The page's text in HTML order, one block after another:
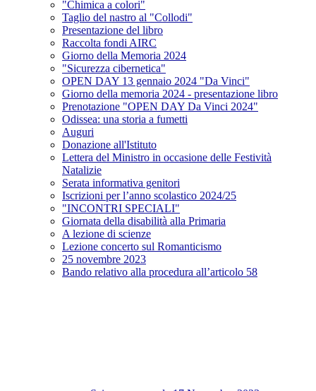
"Chimica a colori"
Taglio del nastro al "Collodi"
Presentazione del libro
Raccolta fondi AIRC
Giorno della Memoria 2024
"Sicurezza cibernetica"
OPEN DAY 13 gennaio 2024 "Da Vinci"
Giorno della memoria 2024 - presentazione libro
Prenotazione "OPEN DAY Da Vinci 2024"
Odissea: una storia a fumetti
Auguri
Donazione all'Istituto
Lettera del Ministro in occasione delle Festività
Natalizie
Serata informativa genitori
Iscrizioni per l’anno scolastico 2024/25
"INCONTRI SPECIALI"
Giornata della disabilità alla Primaria
A lezione di scienze
Lezione concerto sul Romanticismo
25 novembre 2023
Bando relativo alla procedura all’articolo 58